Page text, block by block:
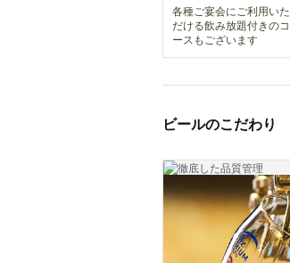
各種ご宴会にご利用いた
だける飲み放題付きのコ
ースもございます
ビールのこだわり